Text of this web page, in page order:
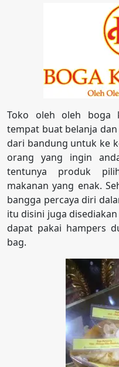
Toko oleh oleh boga
tempat buat belanja
dari bandung untuk ke
orang yang ingin
tentunya produk
makanan yang enak.
bangga percaya diri
itu disini juga
dapat pakai hampers
bag.